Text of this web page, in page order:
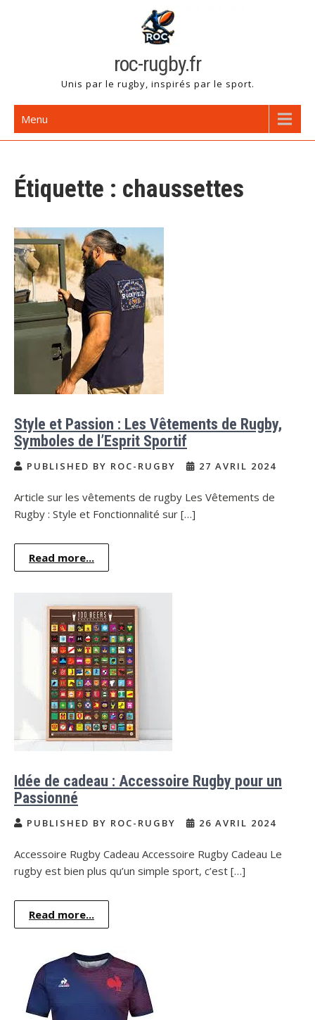
roc-rugby.fr
Unis par le rugby, inspirés par le sport.
Menu
Étiquette : chaussettes
Style et Passion : Les Vêtements de Rugby,
Symboles de l’Esprit Sportif
PUBLISHED BY ROC-RUGBY 27 AVRIL 2024
Article sur les vêtements de rugby Les Vêtements de
Rugby : Style et Fonctionnalité sur […]
Read more...
Idée de cadeau : Accessoire Rugby pour un
Passionné
PUBLISHED BY ROC-RUGBY 26 AVRIL 2024
Accessoire Rugby Cadeau Accessoire Rugby Cadeau Le
rugby est bien plus qu’un simple sport, c’est […]
Read more...